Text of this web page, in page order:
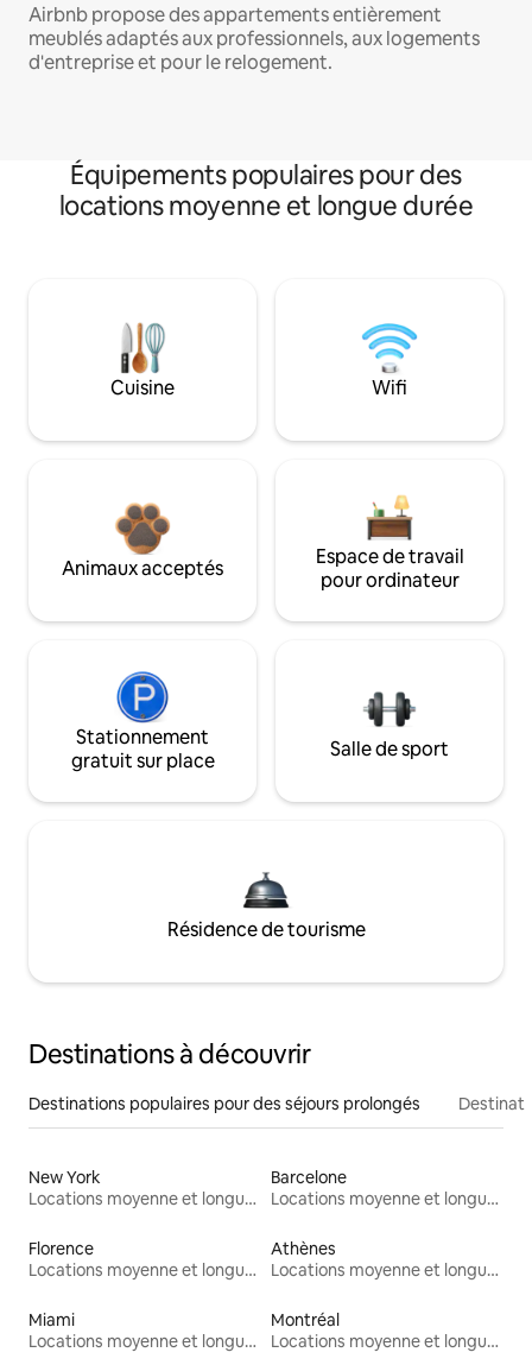
Airbnb propose des appartements entièrement
meublés adaptés aux professionnels, aux logements
d'entreprise et pour le relogement.
Équipements populaires pour des
locations moyenne et longue durée
Cuisine Wifi
Animaux acceptés
Espace de travail
pour ordinateur
Stationnement
gratuit sur place
Salle de sport
Résidence de tourisme
Destinations à découvrir
Destinations populaires pour des séjours prolongés
New York
Locations moyenne et longue durée
Barcelone
Locations moyenne et longue durée
Florence
Locations moyenne et longue durée
Athènes
Locations moyenne et longue durée
Miami
Locations moyenne et longue durée
Montréal
Locations moyenne et longue durée